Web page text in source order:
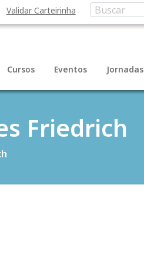
Validar Carteirinha
Cursos Eventos Jornadas
Friedrich